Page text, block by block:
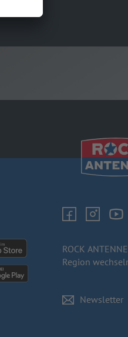
ROCK ANTENNE
Region
Newsletter